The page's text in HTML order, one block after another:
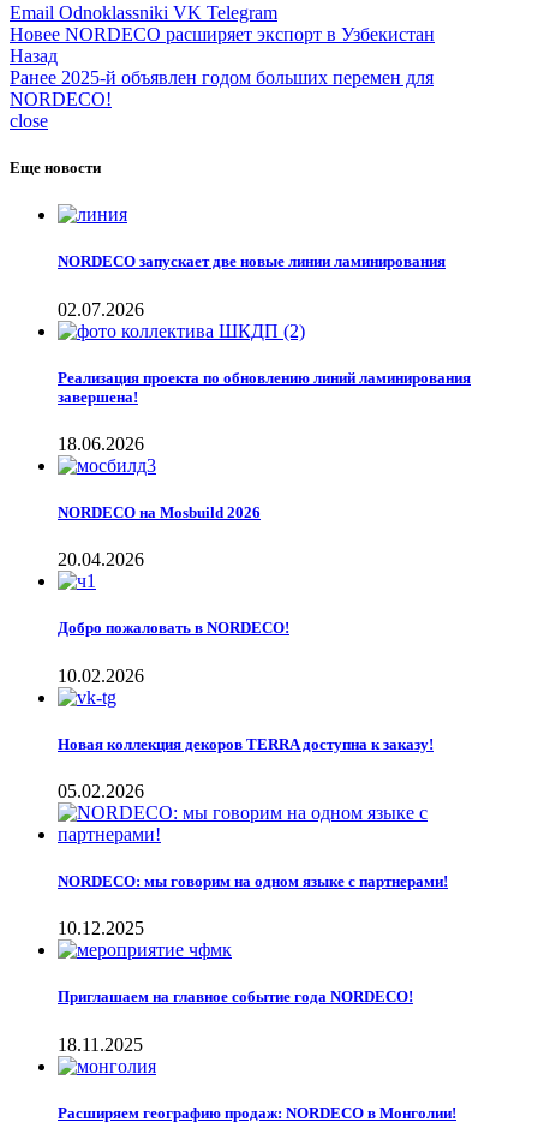
Email Odnoklassniki VK Telegram
Новее NORDECO расширяет экспорт в Узбекистан
Назад
Ранее 2025-й объявлен годом больших перемен для
NORDECO!
close
Еще новости
NORDECO запускает две новые линии ламинирования
02.07.2026
Реализация проекта по обновлению линий ламинирования
завершена!
18.06.2026
NORDECO на Mosbuild 2026
20.04.2026
Добро пожаловать в NORDECO!
10.02.2026
Новая коллекция декоров TERRA доступна к заказу!
05.02.2026
NORDECO: мы говорим на одном языке с партнерами!
10.12.2025
Приглашаем на главное событие года NORDECO!
18.11.2025
Расширяем географию продаж: NORDECO в Монголии!